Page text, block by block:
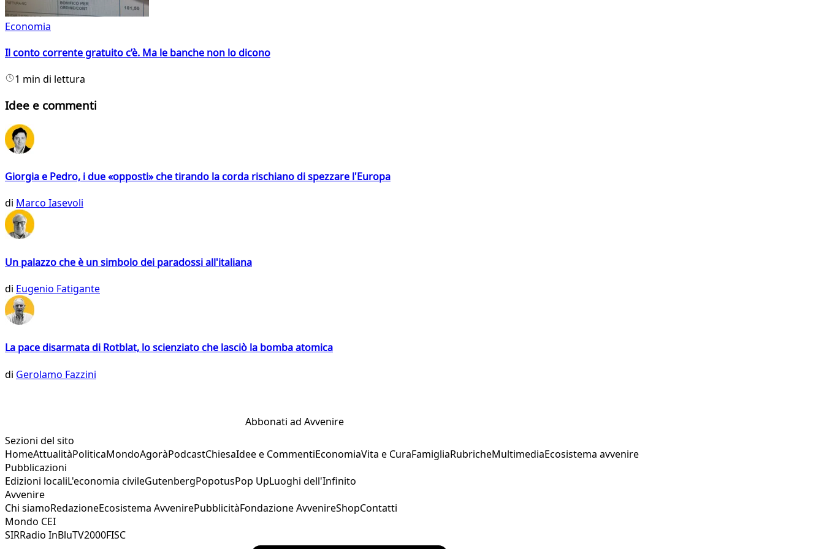
Economia
Il conto corrente gratuito c’è. Ma le banche non lo dicono
1 min di lettura
Idee e commenti
Giorgia e Pedro, i due «opposti» che tirando la corda rischiano di spezzare l'Europa
di Marco Iasevoli
Un palazzo che è un simbolo dei paradossi all'italiana
di Eugenio Fatigante
La pace disarmata di Rotblat, lo scienziato che lasciò la bomba atomica
di Gerolamo Fazzini
Abbonati ad Avvenire
Sezioni del sito
HomeAttualitàPoliticaMondoAgoràPodcastChiesaIdee e CommentiEconomiaVita e CuraFamigliaRubricheMultimediaEcosistema avvenire
Pubblicazioni
Edizioni localiL'economia civileGutenbergPopotusPop UpLuoghi dell'Infinito
Avvenire
Chi siamoRedazioneEcosistema AvvenirePubblicitàFondazione AvvenireShopContatti
Mondo CEI
SIRRadio InBluTV2000FISC